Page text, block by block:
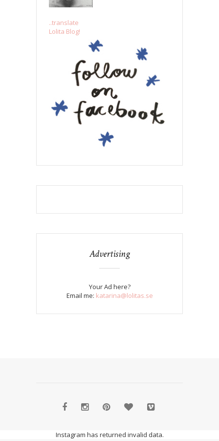
..translate
Lolita Blog!
Advertising
Your Ad here?
Email me: katarina@lolitas.se
Instagram has returned invalid data.